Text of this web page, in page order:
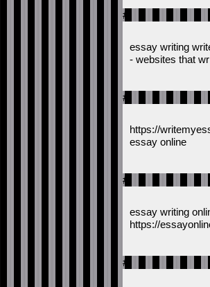
#
essay writing
- websites that
#
https://
essay online
#
essay writing
https://
#